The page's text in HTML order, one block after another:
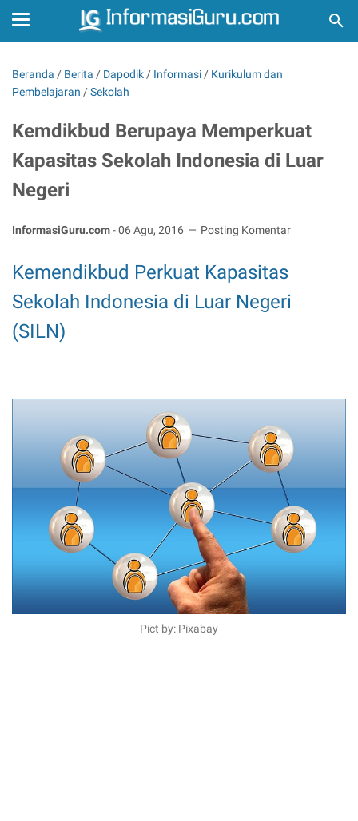
Beranda / Berita / Dapodik / Informasi / Kurikulum dan
Pembelajaran /Sekolah
Kemdikbud Berupaya Memperkuat
Kapasitas Sekolah Indonesia di Luar
Negeri
InformasiGuru.com-06 Agu, 2016 Posting Komentar
Kemendikbud Perkuat Kapasitas
Sekolah Indonesia di Luar Negeri
(SILN)
Pict by: Pixabay